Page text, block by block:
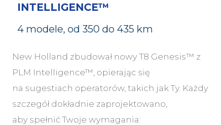
INTELLIGENCE™
4 modele, od 350 do 435 km
New Holland zbudował nowy T8 Genesis™ z
PLM Intelligence™, opierając się
na sugestiach operatorów, takich jak Ty. Każdy
szczegół dokładnie zaprojektowano,
aby spełnić Twoje wymagania: